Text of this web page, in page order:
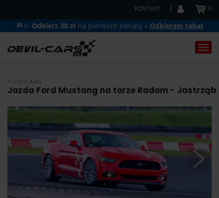
KONTAKT 0
🏁🔆 Odbierz 30 zł na pierwsze zakupy » Odbieram rabat
Home Auto
Jazda Ford Mustang na torze Radom -